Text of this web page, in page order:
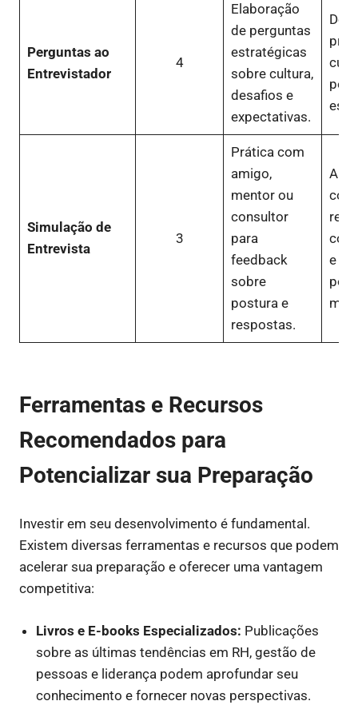
Perguntas ao
Entrevistador
4
Elaboração
de perguntas
estratégicas
sobre cultura,
desafios e
expectativas.
Simulação de
Entrevista
3
Prática com
amigo,
mentor ou
consultor
para
feedback
sobre
postura e
respostas.
e
Ferramentas e Recursos
Recomendados para
Potencializar sua Preparação
Investir em seu desenvolvimento é fundamental.
Existem diversas ferramentas e recursos que podem
acelerar sua preparação e oferecer uma vantagem
competitiva:
Livros e E-books Especializados: Publicações
sobre as últimas tendências em RH, gestão de
pessoas e liderança podem aprofundar seu
conhecimento e fornecer novas perspectivas.